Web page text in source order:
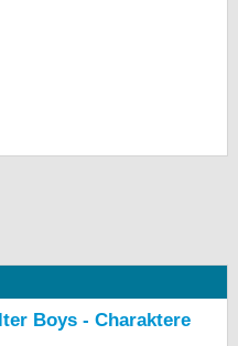
Boys - Charaktere